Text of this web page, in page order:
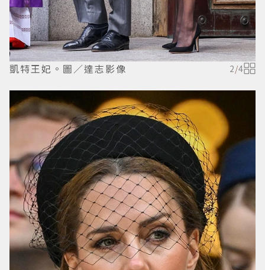
凱特王妃。圖／達志影像 2/4